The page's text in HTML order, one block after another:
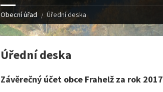
Obecní úřad Úřední deska
Úřední deska
Závěrečný účet obce Frahelž za rok 2017